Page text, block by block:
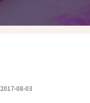
2017-08-03